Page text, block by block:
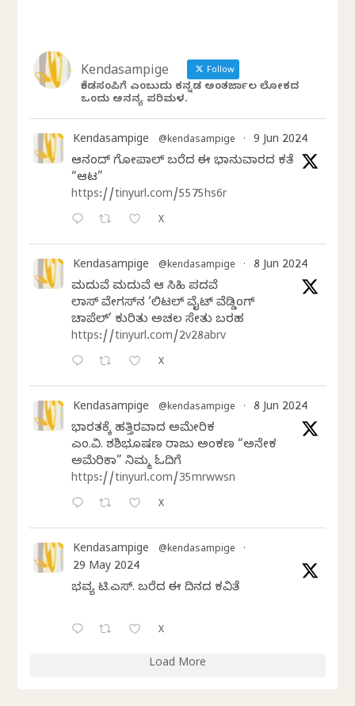
Kendasampige Follow
ಕೆಂಡಸಂಪಿಗೆ ಎಂಬುದು ಕನ್ನಡ ಅಂತರ್ಜಾಲ ಲೋಕದ
ಒಂದು ಅನನ್ಯ ಪರಿಮಳ.
Kendasampige @kendasampige · 9 Jun 2024
ಆನಂದ್‌ ಗೋಪಾಲ್‌ ಬರೆದ ಈ ಭಾನುವಾರದ ಕತೆ
“ಆಟ”
https://tinyurl.com/5575hs6r
X
Kendasampige @kendasampige · 8 Jun 2024
ಮದುವೆ ಮದುವೆ ಆ ಸಿಹಿ ಪದವೆ
ಲಾಸ್‌ ವೇಗಸ್‌ನ ‘ಲಿಟಲ್ ವೈಟ್ ವೆಡ್ಡಿಂಗ್
ಚಾಪೆಲ್’ ಕುರಿತು ಅಚಲ ಸೇತು ಬರಹ
https://tinyurl.com/2v28abrv
X
Kendasampige @kendasampige · 8 Jun 2024
ಭಾರತಕ್ಕೆ ಹತ್ತಿರವಾದ ಅಮೇರಿಕ
ಎಂ.ವಿ. ಶಶಿಭೂಷಣ ರಾಜು ಅಂಕಣ “ಅನೇಕ
ಅಮೆರಿಕಾ” ನಿಮ್ಮ ಓದಿಗೆ
https://tinyurl.com/35mrwwsn
X
Kendasampige @kendasampige ·
29 May 2024
ಭವ್ಯ ಟಿ.ಎಸ್. ಬರೆದ ಈ ದಿನದ ಕವಿತೆ
X
Load More